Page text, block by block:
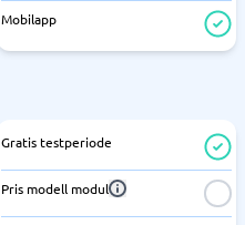
Mobilapp
Gratis testperiode
Pris modell modul